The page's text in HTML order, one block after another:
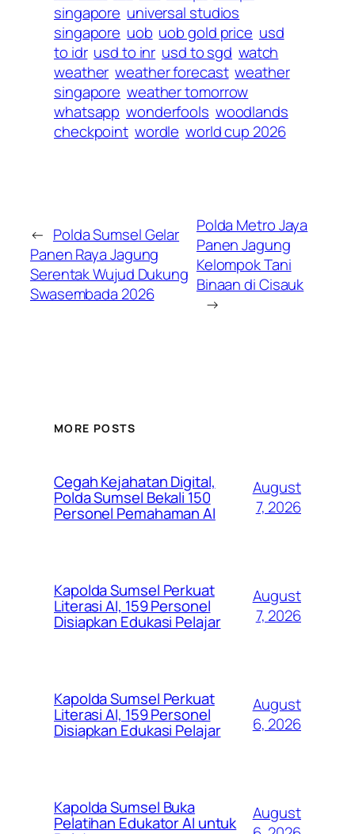
singapore universal studios
singapore uob uob gold price usd
to idr usd to inr usd to sgd watch
weather weather forecast weather
singapore weather tomorrow
whatsapp wonderfools woodlands
checkpoint wordle world cup 2026
← Polda Sumsel Gelar
Panen Raya Jagung
Serentak Wujud Dukung
Swasembada 2026
Polda Metro Jaya
Panen Jagung
Kelompok Tani
Binaan di Cisauk
→
MORE POSTS
Cegah Kejahatan Digital,
Polda Sumsel Bekali 150
Personel Pemahaman AI
August
7, 2026
Kapolda Sumsel Perkuat
Literasi AI, 159 Personel
Disiapkan Edukasi Pelajar
August
7, 2026
Kapolda Sumsel Perkuat
Literasi AI, 159 Personel
Disiapkan Edukasi Pelajar
August
6, 2026
Kapolda Sumsel Buka
Pelatihan Edukator AI untuk
August